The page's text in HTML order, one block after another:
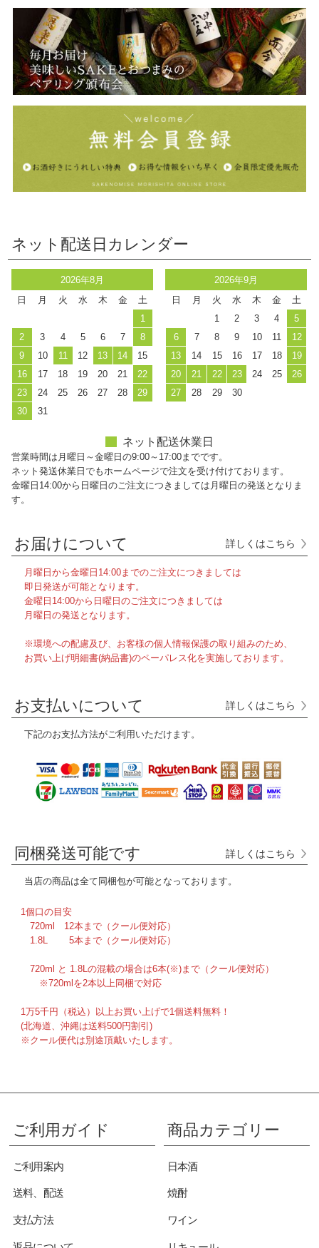
ネット配送日カレンダー
2026年8月
日
月 火 水 木 金
土
1
2
3 4 5 6 7
8
9
10 11 12 13 14
15
16
17 18 19 20 21
22
23
24 25 26 27 28
29
30
31
2026年9月
日
月 火 水 木 金
土
1
2 3 4
5
6
7 8 9 10 11
12
13
14 15 16 17 18
19
20
21 22 23 24 25
26
27
28 29 30
ネット配送休業日
営業時間は月曜日～金曜日の9:00～17:00までです。
ネット発送休業日でもホームページで注文を受け付けております。
金曜日14:00から日曜日のご注文につきましては月曜日の発送となりま
す。
お届けについて 詳しくはこちら
月曜日から金曜日14:00までのご注文につきましては
即日発送が可能となります。
金曜日14:00から日曜日のご注文につきましては
月曜日の発送となります。
※環境への配慮及び、お客様の個人情報保護の取り組みのため、
お買い上げ明細書(納品書)のペーパレス化を実施しております。
お支払いについて 詳しくはこちら
下記のお支払方法がご利用いただけます。
同梱発送可能です 詳しくはこちら
当店の商品は全て 同梱包が可能となっております。
1個口の目安
720ml 12本まで（クール便対応）
1.8L 5本まで（クール便対応）
720ml と 1.8Lの混載の場合は6本(※)まで（クール便対応）
※720mlを2本以上同梱で対応
1万5千円（税込）以上お買い上げで1個送料無料！
(北海道、沖縄は送料500円割引)
※クール便代は別途頂戴いたします。
ご利用ガイド
ご利用案内
送料、配送
支払方法
商品カテゴリー
日本酒
焼酎
ワイン